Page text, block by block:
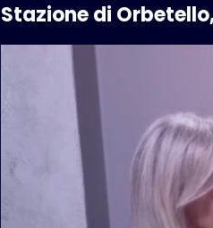
Stazione di